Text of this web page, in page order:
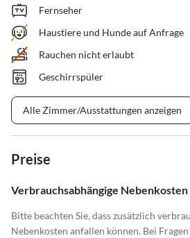
Fernseher
Haustiere und Hunde auf Anfrage
Rauchen nicht erlaubt
Geschirrspüler
Alle Zimmer/Ausstattungen anzeigen
Preise
Verbrauchsabhängige Nebenkosten
Bitte beachten Sie, dass zusätzlich
Nebenkosten anfallen können. Bei